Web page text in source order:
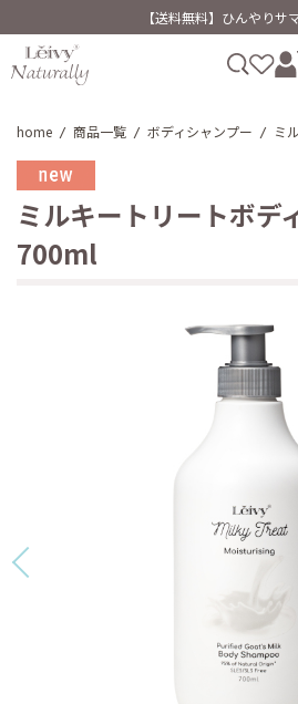
【送料無料】ひんやりサ
home / 商品一覧 / ボディシャンプー / ミ
ミルキートリートボデ
700ml